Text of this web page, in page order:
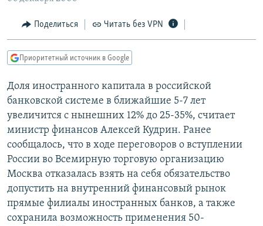
Вернутся
главной
навигации
Вернутся
поиску
ЦИТАТЫ СВОБОДЫ
МНЕНИЯ
IDEL.РЕАЛИИ
КАВКАЗ.РЕАЛИИ
СИБИРЬ.РЕАЛИИ
РАСПИСАНИЕ ВЕЩАНИЯ
ПОДПИШИТЕСЬ НА РАССЫЛКУ
СОЦИАЛЬНЫЕ СЕТИ
Поделиться Читать без VPN
Приоритетный источник в Google
Доля иностранного капитала в российской
банковской системе в ближайшие 5-7 лет
увеличится с нынешних 12% до 25-35%, считает
министр финансов Алексей Кудрин. Ранее
сообщалось, что в ходе переговоров о вступлении
России во Всемирную торговую организацию
Москва отказалась взять на себя обязательство
допустить на внутренний финансовый рынок
прямые филиалы иностранных банков, а также
сохранила возможность применения 50-